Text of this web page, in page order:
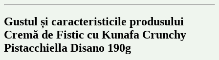
Gustul și caracteristicile produsului
Cremă de Fistic cu Kunafa Crunchy
Pistacchiella Disano 190g